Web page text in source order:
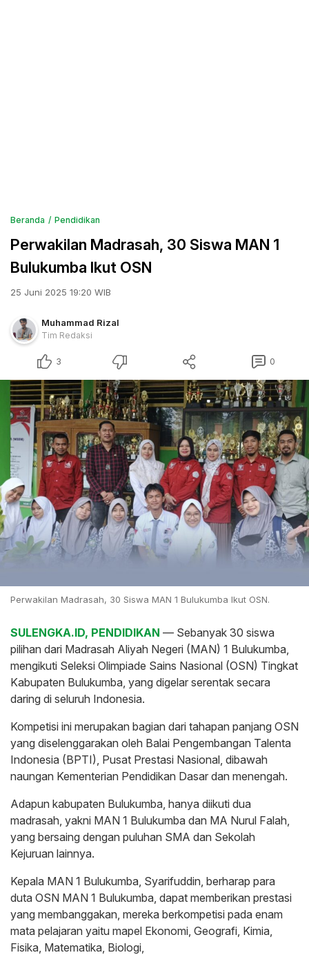
Beranda Pendidikan
Perwakilan Madrasah, 30 Siswa MAN 1
Bulukumba Ikut OSN
25 Juni 2025 19:20 WIB
Muhammad Rizal
Tim Redaksi
3 0
Perwakilan Madrasah, 30 Siswa MAN 1 Bulukumba Ikut OSN.
SULENGKA.ID, PENDIDIKAN — Sebanyak 30 siswa
pilihan dari Madrasah Aliyah Negeri (MAN) 1 Bulukumba,
mengikuti Seleksi Olimpiade Sains Nasional (OSN) Tingkat
Kabupaten Bulukumba, yang digelar serentak secara
daring di seluruh Indonesia.
Kompetisi ini merupakan bagian dari tahapan panjang OSN
yang diselenggarakan oleh Balai Pengembangan Talenta
Indonesia (BPTI), Pusat Prestasi Nasional, dibawah
naungan Kementerian Pendidikan Dasar dan menengah.
Adapun kabupaten Bulukumba, hanya diikuti dua
madrasah, yakni MAN 1 Bulukumba dan MA Nurul Falah,
yang bersaing dengan puluhan SMA dan Sekolah
Kejuruan lainnya.
Kepala MAN 1 Bulukumba, Syarifuddin, berharap para
duta OSN MAN 1 Bulukumba, dapat memberikan prestasi
yang membanggakan, mereka berkompetisi pada enam
mata pelajaran yaitu mapel Ekonomi, Geografi, Kimia,
Fisika, Matematika, Biologi,